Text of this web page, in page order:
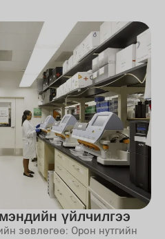
үйлчилгээ
зөвлөгөө: Орон нутгийн